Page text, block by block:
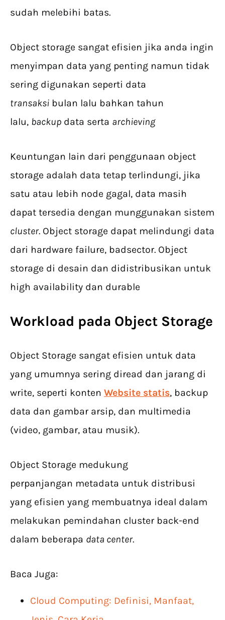
sudah melebihi batas.
Object storage sangat efisien jika anda ingin
menyimpan data yang penting namun tidak
sering digunakan seperti data
transaksi bulan lalu bahkan tahun
lalu, backup data serta archieving
Keuntungan lain dari penggunaan object
storage adalah data tetap terlindungi, jika
satu atau lebih node gagal, data masih
dapat tersedia dengan munggunakan sistem
cluster. Object storage dapat melindungi data
dari hardware failure, badsector. Object
storage di desain dan didistribusikan untuk
high availability dan durable
Workload pada Object Storage
Object Storage sangat efisien untuk data
yang umumnya sering diread dan jarang di
write, seperti konten Website statis, backup
data dan gambar arsip, dan multimedia
(video, gambar, atau musik).
Object Storage medukung
perpanjangan metadata untuk distribusi
yang efisien yang membuatnya ideal dalam
melakukan pemindahan cluster back-end
dalam beberapa data center.
Baca Juga:
Cloud Computing: Definisi, Manfaat,